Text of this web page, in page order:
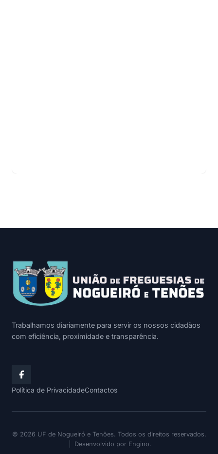
Trabalhamos diariamente para servir os nossos cidadãos
com eficiência, proximidade e transparência.
Política de PrivacidadeContactos
© 2026 UF de Nogueiró e Tenões. Todos os direitos reservados.
Desenvolvido por Engino.